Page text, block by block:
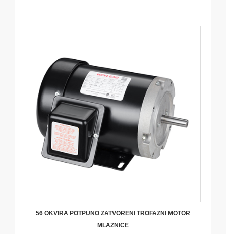
56 OKVIRA POTPUNO ZATVORENI TROFAZNI MOTOR
MLAZNICE